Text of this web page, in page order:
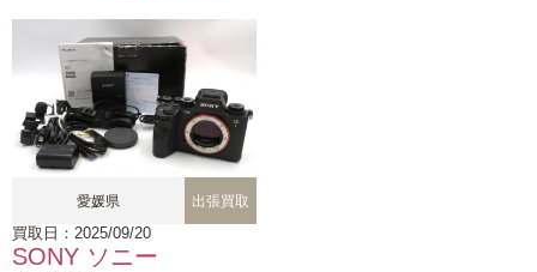
愛媛県 出張買取
買取日：2025/09/20
SONY ソニー